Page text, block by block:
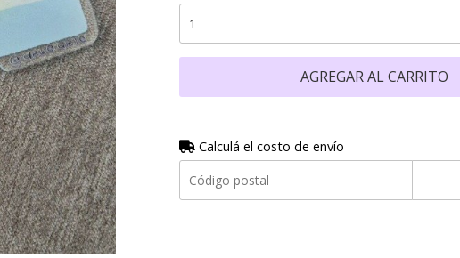
AGREGAR AL CARRITO
Calculá el costo de envío